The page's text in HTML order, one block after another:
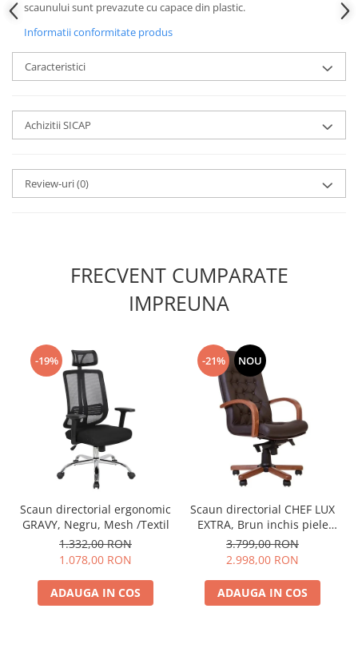
scaunului sunt prevazute cu capace din plastic.
Informatii conformitate produs
Caracteristici
Achizitii SICAP
Review-uri(0)
FRECVENT CUMPARATE
IMPREUNA
-19%
Scaun directorial ergonomic
GRAVY, Negru, Mesh /Textil
1.332,00 RON
1.078,00 RON
ADAUGA IN COS
-21% NOU
Scaun directorial CHEF LUX
EXTRA, Brun inchis piele
naturala
3.799,00 RON
2.998,00 RON
ADAUGA IN COS